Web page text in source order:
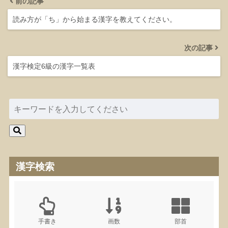
読み方が「ち」から始まる漢字を教えてください。
次の記事
漢字検定6級の漢字一覧表
漢字検索
手書き 画数 部首